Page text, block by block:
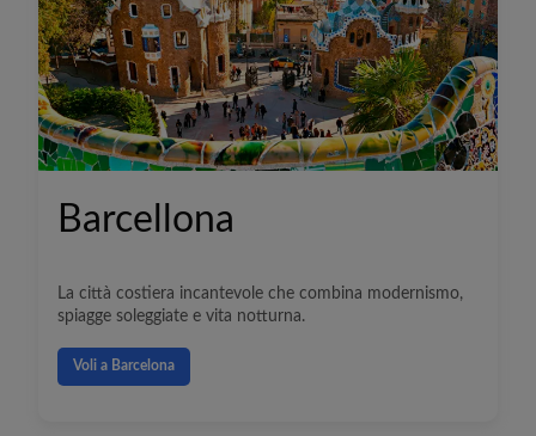
Barcellona
La città costiera incantevole che combina modernismo,
spiagge soleggiate e vita notturna.
Voli a Barcelona